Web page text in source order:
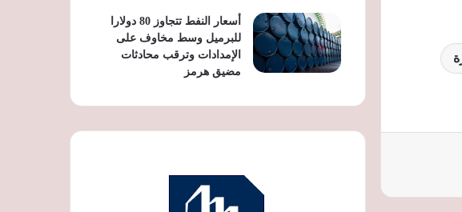
أسعار النفط تتجاوز 80 دولارا
للبرميل وسط مخاوف على
الإمدادات وترقب محادثات
مضيق هرمز